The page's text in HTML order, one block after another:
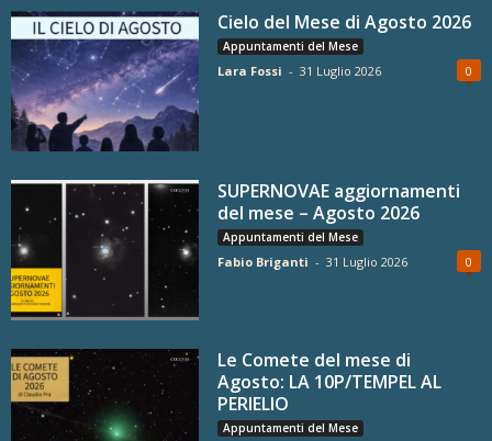
Cielo del Mese di Agosto 2026
Appuntamenti del Mese
Lara Fossi - 31 Luglio 2026 0
SUPERNOVAE aggiornamenti
del mese – Agosto 2026
Appuntamenti del Mese
Fabio Briganti - 31 Luglio 2026 0
Le Comete del mese di
Agosto: LA 10P/TEMPEL AL
PERIELIO
Appuntamenti del Mese